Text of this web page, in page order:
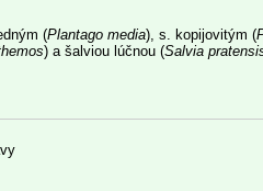
(Plantago media), s. kopijovitým (
) a šalviou lúčnou (Salvia